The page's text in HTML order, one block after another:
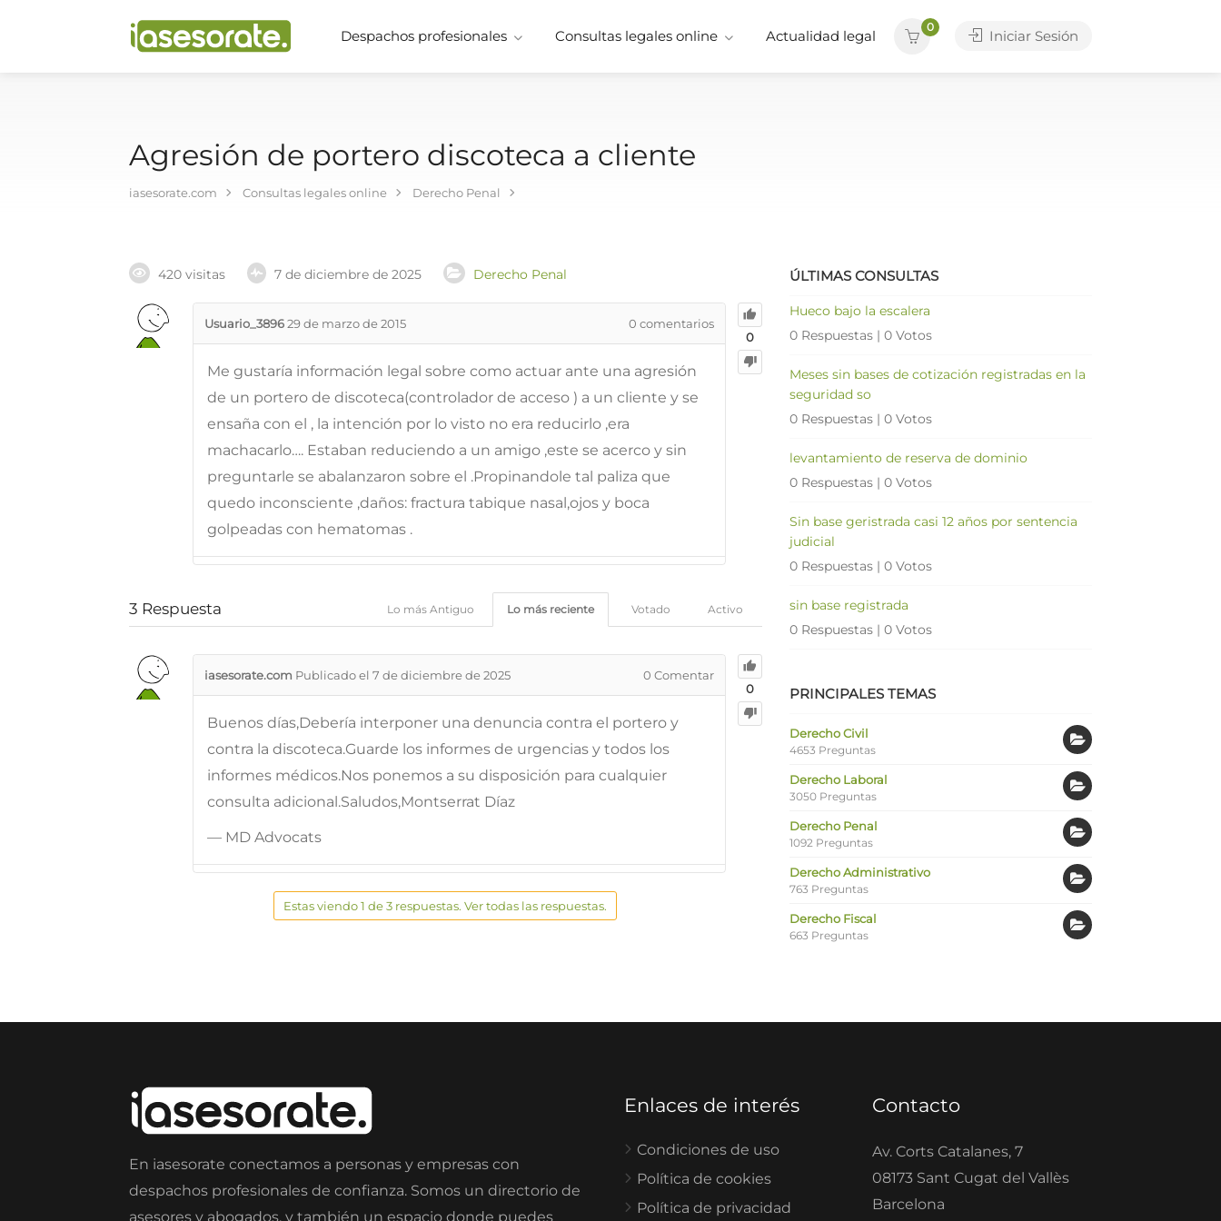
Despachos profesionales Consultas legales online Actualidad legal
0
Iniciar Sesión
Agresión de portero discoteca a cliente
iasesorate.com Consultas legales online Derecho Penal
420 visitas 7 de diciembre de 2025 Derecho Penal
0
Usuario_389629 de marzo de 2015 0 comentarios
Me gustaría información legal sobre como actuar ante una agresión
de un portero de discoteca(controlador de acceso ) a un cliente y se
ensaña con el , la intención por lo visto no era reducirlo ,era
machacarlo…. Estaban reduciendo a un amigo ,este se acerco y sin
preguntarle se abalanzaron sobre el .Propinandole tal paliza que
quedo inconsciente ,daños: fractura tabique nasal,ojos y boca
golpeadas con hematomas .
3 Respuesta Activo
Votado
Lo más reciente
Lo más Antiguo
0
iasesorate.com Publicado el 7 de diciembre de 2025 0 Comentar
Buenos días,Debería interponer una denuncia contra el portero y
contra la discoteca.Guarde los informes de urgencias y todos los
informes médicos.Nos ponemos a su disposición para cualquier
consulta adicional.Saludos,Montserrat Díaz
— MD Advocats
Estas viendo 1 de 3 respuestas. Ver todas las respuestas.
ÚLTIMAS CONSULTAS
Hueco bajo la escalera
0 Respuestas | 0 Votos
Meses sin bases de cotización registradas en la
seguridad so
0 Respuestas | 0 Votos
levantamiento de reserva de dominio
0 Respuestas | 0 Votos
Sin base geristrada casi 12 años por sentencia
judicial
0 Respuestas | 0 Votos
sin base registrada
0 Respuestas | 0 Votos
PRINCIPALES TEMAS
Derecho Civil
4653 Preguntas
Derecho Laboral
3050 Preguntas
Derecho Penal
1092 Preguntas
Derecho Administrativo
763 Preguntas
Derecho Fiscal
663 Preguntas
En iasesorate conectamos a personas y empresas con
despachos profesionales de confianza. Somos un directorio de
asesores y abogados, y también un espacio donde puedes
Enlaces de interés
Condiciones de uso
Política de cookies
Política de privacidad
Contacto
Av. Corts Catalanes, 7
08173 Sant Cugat del Vallès
Barcelona